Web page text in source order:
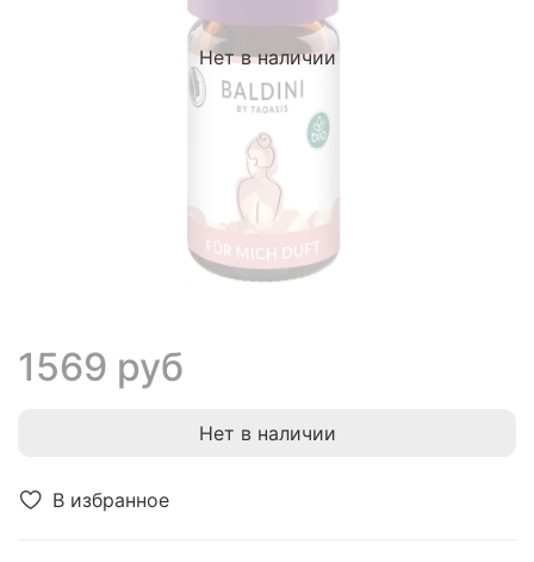
В избранное
Нет в наличии
1569 руб
Нет в наличии